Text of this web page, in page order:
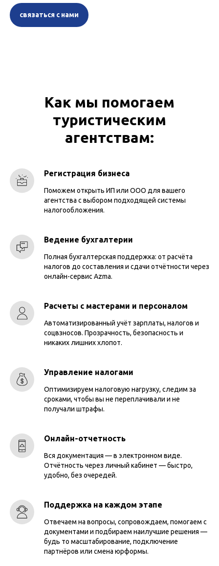
связаться с нами
Как мы помогаем
туристическим
агентствам:
Регистрация бизнеса
Поможем открыть ИП или ООО для вашего
агентства с выбором подходящей системы
налогообложения.
Ведение бухгалтерии
Полная бухгалтерская поддержка: от расчёта
налогов до составления и сдачи отчётности через
онлайн-сервис Azma.
Расчеты с мастерами и персоналом
Автоматизированный учёт зарплаты, налогов и
соцвзносов. Прозрачность, безопасность и
никаких лишних хлопот.
Управление налогами
Оптимизируем налоговую нагрузку, следим за
сроками, чтобы вы не переплачивали и не
получали штрафы.
Онлайн-отчетность
Вся документация — в электронном виде.
Отчётность через личный кабинет — быстро,
удобно, без очередей.
Поддержка на каждом этапе
Отвечаем на вопросы, сопровождаем, помогаем с
документами и подбираем наилучшие решения —
будь то масштабирование, подключение
партнёров или смена юрформы.